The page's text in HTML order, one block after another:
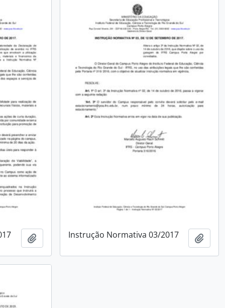
Adicionar a área de transferência
Instrução Normativa 03/2017